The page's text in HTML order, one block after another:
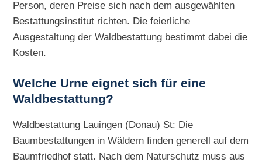
Person, deren Preise sich nach dem ausgewählten
Bestattungsinstitut richten. Die feierliche
Ausgestaltung der Waldbestattung bestimmt dabei die
Kosten.
Welche Urne eignet sich für eine
Waldbestattung?
Waldbestattung Lauingen (Donau) St: Die
Baumbestattungen in Wäldern finden generell auf dem
Baumfriedhof statt. Nach dem Naturschutz muss aus